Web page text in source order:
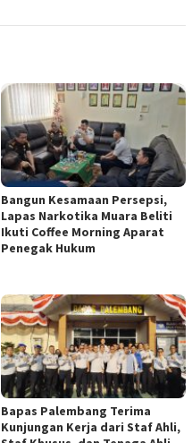
Bangun Kesamaan Persepsi,
Lapas Narkotika Muara Beliti
Ikuti Coffee Morning Aparat
Penegak Hukum
Bapas Palembang Terima
Kunjungan Kerja dari Staf Ahli,